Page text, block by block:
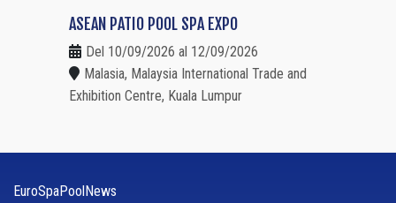
ASEAN PATIO POOL SPA EXPO
Del 10/09/2026 al 12/09/2026
Malasia, Malaysia International Trade and
Exhibition Centre, Kuala Lumpur
EuroSpaPoolNews